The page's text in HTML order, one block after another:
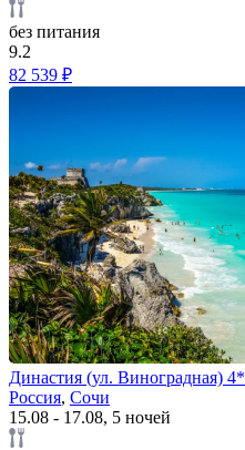
без питания
9.2
82 539 ₽
Династия (ул. Виноградная) 4*
Россия, Сочи
15.08 - 17.08, 5 ночей